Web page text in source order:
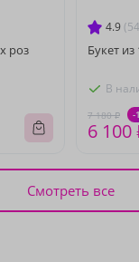
роз
4.9
Букет
В
7 180 ₽ -
6 100
Смотреть все